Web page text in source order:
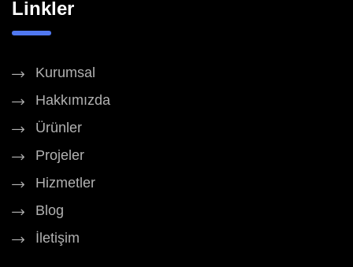
Linkler
Kurumsal
Hakkımızda
Ürünler
Projeler
Hizmetler
Blog
İletişim